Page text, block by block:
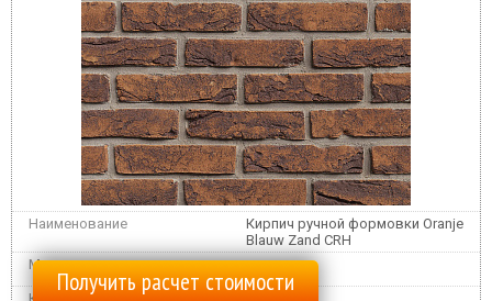
Кирпич ручной формовки Oranje
Blauw Zand CRH
Получить расчет стоимости